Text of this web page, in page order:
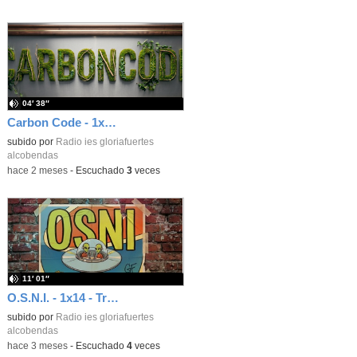
Carbon Code - 1x01 - Diálogos con la IA
subido por Radio ies gloriafuertes
alcobendas
04′ 38″
-hace 2 meses- Escuchado 3veces
O.S.N.I. - 1x14 - True de Avicii (2013)
subido por Radio ies gloriafuertes
alcobendas
11′ 01″
-hace 3 meses- Escuchado 4veces